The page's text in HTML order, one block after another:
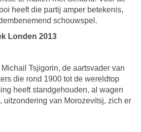
heeft die partij amper betekenis,
schouwspel.
Londen 2013
Tsjigorin, de aartsvader van
die rond 1900 tot de wereldtop
heeft standgehouden, al wagen
uitzondering van Morozevitsj, zich er